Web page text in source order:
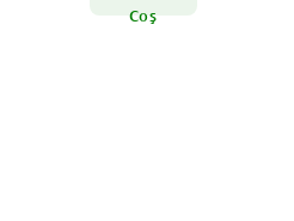
Coş